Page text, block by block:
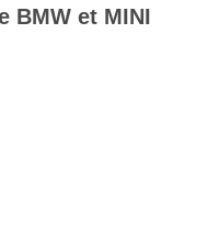
BMW et MINI